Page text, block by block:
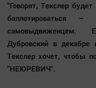
"Говорят, Текслер
баллотироваться
самовыдвиженцем.
Дубровский в декабре
Текслер хочет, чтобы
"НЕЮРЕВИЧ".